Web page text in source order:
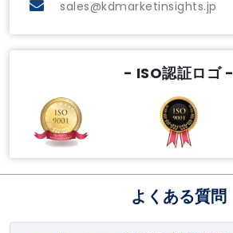
sales@kdmarketinsights.jp
- ISO認証ロゴ -
よくある質問